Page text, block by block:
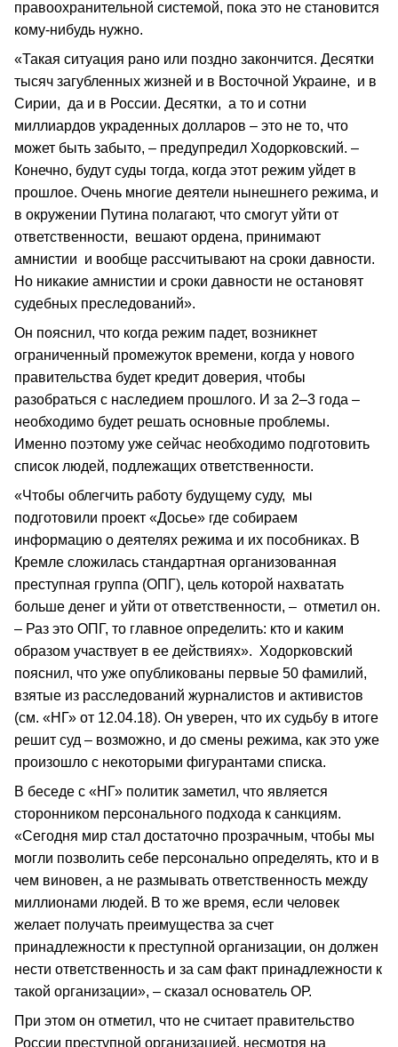
правоохранительной системой, пока это не становится
кому-нибудь нужно.
«Такая ситуация рано или поздно закончится. Десятки
тысяч загубленных жизней и в Восточной Украине, и в
Сирии, да и в России. Десятки, а то и сотни
миллиардов украденных долларов – это не то, что
может быть забыто, – предупредил Ходорковский. –
Конечно, будут суды тогда, когда этот режим уйдет в
прошлое. Очень многие деятели нынешнего режима, и
в окружении Путина полагают, что смогут уйти от
ответственности, вешают ордена, принимают
амнистии и вообще рассчитывают на сроки давности.
Но никакие амнистии и сроки давности не остановят
судебных преследований».
Он пояснил, что когда режим падет, возникнет
ограниченный промежуток времени, когда у нового
правительства будет кредит доверия, чтобы
разобраться с наследием прошлого. И за 2–3 года –
необходимо будет решать основные проблемы.
Именно поэтому уже сейчас необходимо подготовить
список людей, подлежащих ответственности.
«Чтобы облегчить работу будущему суду, мы
подготовили проект «Досье» где собираем
информацию о деятелях режима и их пособниках. В
Кремле сложилась стандартная организованная
преступная группа (ОПГ), цель которой нахватать
больше денег и уйти от ответственности, – отметил он.
– Раз это ОПГ, то главное определить: кто и каким
образом участвует в ее действиях». Ходорковский
пояснил, что уже опубликованы первые 50 фамилий,
взятые из расследований журналистов и активистов
(см. «НГ» от 12.04.18). Он уверен, что их судьбу в итоге
решит суд – возможно, и до смены режима, как это уже
произошло с некоторыми фигурантами списка.
В беседе с «НГ» политик заметил, что является
сторонником персонального подхода к санкциям.
«Сегодня мир стал достаточно прозрачным, чтобы мы
могли позволить себе персонально определять, кто и в
чем виновен, а не размывать ответственность между
миллионами людей. В то же время, если человек
желает получать преимущества за счет
принадлежности к преступной организации, он должен
нести ответственность и за сам факт принадлежности к
такой организации», – сказал основатель ОР.
При этом он отметил, что не считает правительство
России преступной организацией, несмотря на